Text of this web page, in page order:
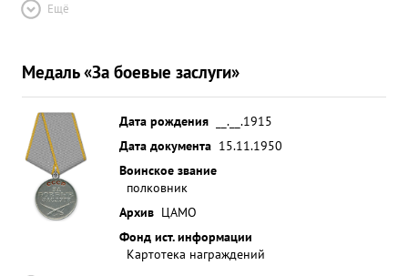
Ещё
Медаль «За боевые заслуги»
Дата рождения
__.__.1915
Дата документа 15.11.1950
Воинское звание
полковник
Архив ЦАМО
Фонд ист. информации
Картотека награждений